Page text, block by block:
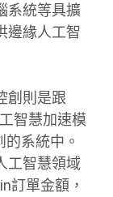
系統等具擴
邊緣人工智
創則是跟
智慧加速模
系統中。
工智慧領域
訂單金額，